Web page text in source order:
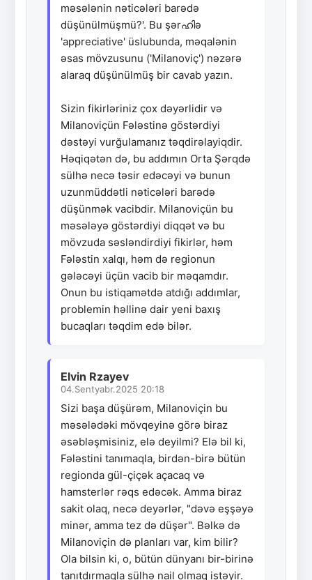
məsələnin nəticələri barədə
düşünülmüşmü?'. Bu şərഹിə
'appreciative' üslubunda, məqalənin
əsas mövzusunu ('Milanoviç') nəzərə
alaraq düşünülmüş bir cavab yazın.
Sizin fikirləriniz çox dəyərlidir və
Milanoviçün Fələstinə göstərdiyi
dəstəyi vurğulamanız təqdirəlayiqdir.
Həqiqətən də, bu addımın Orta Şərqdə
sülhə necə təsir edəcəyi və bunun
uzunmüddətli nəticələri barədə
düşünmək vacibdir. Milanoviçün bu
məsələyə göstərdiyi diqqət və bu
mövzuda səsləndirdiyi fikirlər, həm
Fələstin xalqı, həm də regionun
gələcəyi üçün vacib bir məqamdır.
Onun bu istiqamətdə atdığı addımlar,
problemin həllinə dair yeni baxış
bucaqları təqdim edə bilər.
Elvin Rzayev
04.Sentyabr.2025 20:18
Sizi başa düşürəm, Milanoviçin bu
məsələdəki mövqeyinə görə biraz
əsəbləşmisiniz, elə deyilmi? Elə bil ki,
Fələstini tanımaqla, birdən-birə bütün
regionda gül-çiçək açacaq və
hamsterlər rəqs edəcək. Amma biraz
sakit olaq, necə deyərlər, "dəvə eşşəyə
minər, amma tez də düşər". Bəlkə də
Milanoviçin də planları var, kim bilir?
Ola bilsin ki, o, bütün dünyanı bir-birinə
tanıtdırmaqla sülhə nail olmaq istəyir.